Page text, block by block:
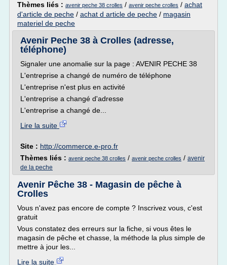
Thèmes liés : avenir peche 38 crolles / avenir peche crolles / achat
d'article de peche / achat d article de peche / magasin
materiel de peche
Avenir Peche 38 à Crolles (adresse,
téléphone)
Signaler une anomalie sur la page : AVENIR PECHE 38
L'entreprise a changé de numéro de téléphone
L'entreprise n'est plus en activité
L'entreprise a changé d'adresse
L'entreprise a changé de...
Lire la suite
Site : http://commerce.e-pro.fr
Thèmes liés : avenir peche 38 crolles / avenir peche crolles / avenir
de la peche
Avenir Pêche 38 - Magasin de pêche à
Crolles
Vous n'avez pas encore de compte ? Inscrivez vous, c'est
gratuit
Vous constatez des erreurs sur la fiche, si vous êtes le
magasin de pêche et chasse, la méthode la plus simple de
mettre à jour les...
Lire la suite